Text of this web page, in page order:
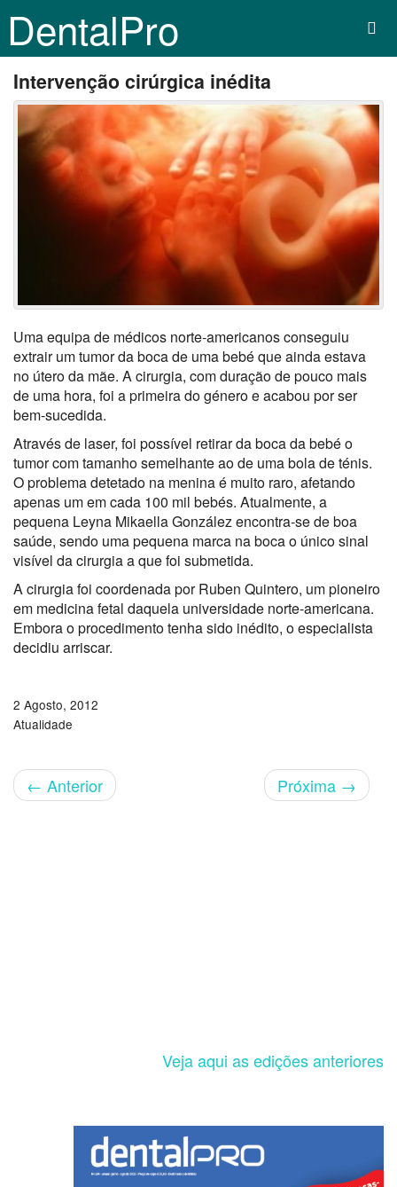
DentalPro
Intervenção cirúrgica inédita
Uma equipa de médicos norte-americanos conseguiu
extrair um tumor da boca de uma bebé que ainda estava
no útero da mãe. A cirurgia, com duração de pouco mais
de uma hora, foi a primeira do género e acabou por ser
bem-sucedida.
Através de laser, foi possível retirar da boca da bebé o
tumor com tamanho semelhante ao de uma bola de ténis.
O problema detetado na menina é muito raro, afetando
apenas um em cada 100 mil bebés. Atualmente, a
pequena Leyna Mikaella González encontra-se de boa
saúde, sendo uma pequena marca na boca o único sinal
visível da cirurgia a que foi submetida.
A cirurgia foi coordenada por Ruben Quintero, um pioneiro
em medicina fetal daquela universidade norte-americana.
Embora o procedimento tenha sido inédito, o especialista
decidiu arriscar.
2 Agosto, 2012
Atualidade
← Anterior Próxima →
Veja aqui as edições anteriores